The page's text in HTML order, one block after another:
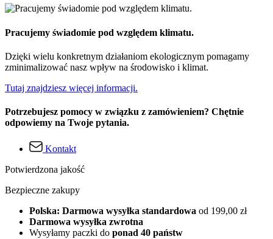
Pracujemy świadomie pod względem klimatu.
Dzięki wielu konkretnym działaniom ekologicznym pomagamy
zminimalizować nasz wpływ na środowisko i klimat.
Tutaj znajdziesz więcej informacji.
Potrzebujesz pomocy w związku z zamówieniem? Chętnie
odpowiemy na Twoje pytania.
Kontakt
Potwierdzona jakość
Bezpieczne zakupy
Polska: Darmowa wysyłka standardowa od 199,00 zł
Darmowa wysyłka zwrotna
Wysyłamy paczki do ponad 40 państw